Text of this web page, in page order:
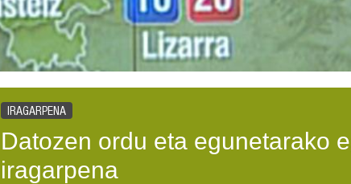
IRAGARPENA
Datozen ordu eta egunetarako
iragarpena